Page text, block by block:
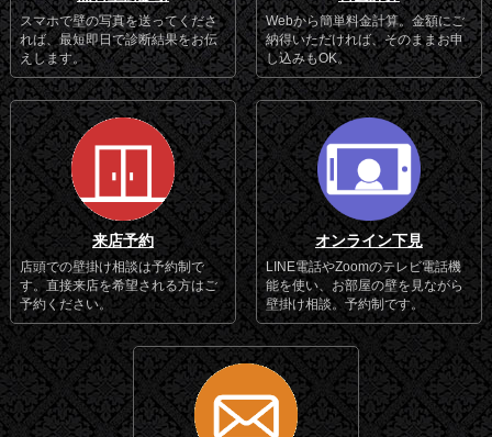
スマホで壁の写真を送ってくださ
れば、最短即日で診断結果をお伝
えします。
Webから簡単料金計算。金額にご
納得いただければ、そのままお申
し込みもOK。
来店予約
店頭での壁掛け相談は予約制で
す。直接来店を希望される方はご
予約ください。
オンライン下見
LINE電話やZoomのテレビ電話機
能を使い、お部屋の壁を見ながら
壁掛け相談。予約制です。